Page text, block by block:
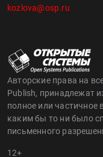
kozlova@osp.ru
Авторские права на
Publish, принадлежат
полное или частичное
каким бы то ни было
письменного
12+